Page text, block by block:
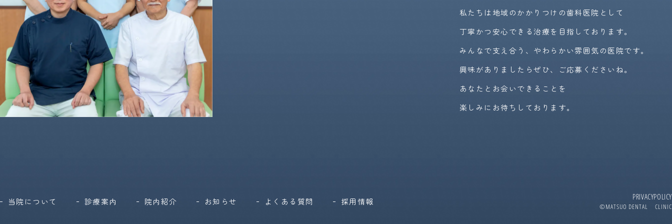
私たちは地域のかかりつけの歯科医院として
丁寧かつ安心できる治療を目指しております。
みんなで支え合う、やわらかい雰囲気の医院です。
興味がありましたらぜひ、ご応募くださいね。
あなたとお会いできることを
楽しみにお待ちしております。
当院について 診療案内 院内紹介 お知らせ よくある質問 採用情報 PRIVACYPOLICY
©MATSUO DENTAL CLINIC